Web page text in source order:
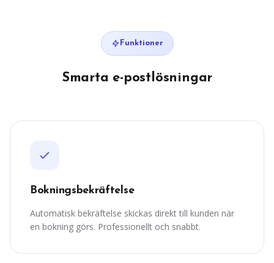
Funktioner
Smarta e-postlösningar
Bokningsbekräftelse
Automatisk bekräftelse skickas direkt till kunden när
en bokning görs. Professionellt och snabbt.